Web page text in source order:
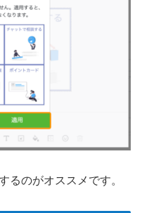
るのがオススメです。